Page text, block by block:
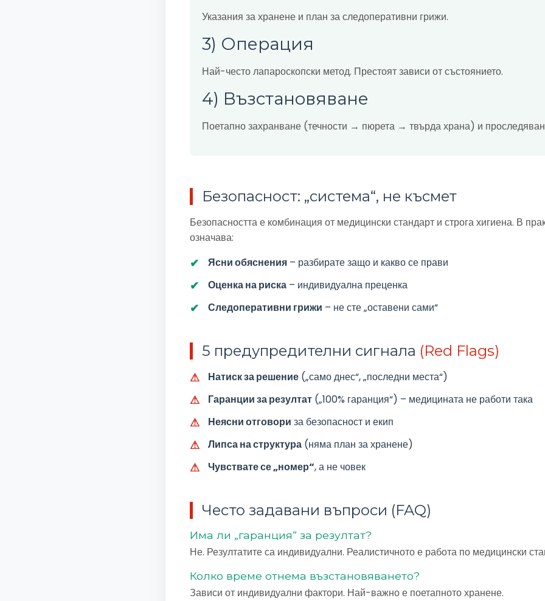
Указания за хранене и план за следоперативни грижи.
3) Операция
Най-често лапароскопски метод. Престоят зависи от състоянието.
4) Възстановяване
Поетапно захранване (течности → пюрета → твърда храна) и
Безопасност: „система“, не късмет
Безопасността е комбинация от медицински стандарт и строга хигиена. В
означава:
Ясни обяснения – разбирате защо и какво се прави
Оценка на риска – индивидуална преценка
Следоперативни грижи – не сте „оставени сами“
5 предупредителни сигнала (Red Flags)
Натиск за решение („само днес“, „последни места“)
Гаранции за резултат („100% гаранция“) – медицината не работи така
Неясни отговори за безопасност и екип
Липса на структура (няма план за хранене)
Чувствате се „номер“, а не човек
Често задавани въпроси (FAQ)
Има ли „гаранция“ за резултат?
Не. Резултатите са индивидуални. Реалистичното е работа по медицински
Колко време отнема възстановяването?
Зависи от индивидуални фактори. Най-важно е поетапното хранене.